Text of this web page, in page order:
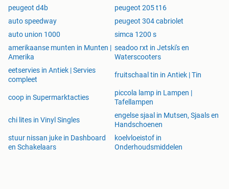
peugeot d4b
peugeot 205 t16
auto speedway
peugeot 304 cabriolet
auto union 1000
simca 1200 s
amerikaanse munten in Munten |
Amerika
seadoo rxt in Jetski's en
Waterscooters
eetservies in Antiek | Servies
compleet
fruitschaal tin in Antiek | Tin
coop in Supermarktacties
piccola lamp in Lampen |
Tafellampen
chi lites in Vinyl Singles
engelse sjaal in Mutsen, Sjaals en
Handschoenen
stuur nissan juke in Dashboard
en Schakelaars
koelvloeistof in
Onderhoudsmiddelen